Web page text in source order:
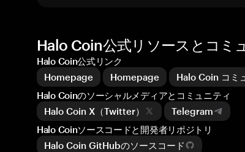
Halo Coin公式リソースとコミ
Halo Coin公式リンク
Homepage
Homepage
Halo Coin コミ
Halo Coinのソーシャルメディアとコミュニティ
Halo Coin X（Twitter）
Telegram
Halo Coinソースコードと開発者リポジトリ
Halo Coin GitHubのソースコード